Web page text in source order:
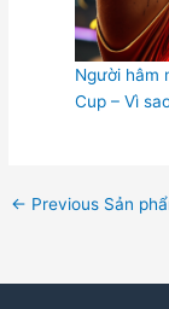
Người hâm
Cup – Vì
← Previous Sản